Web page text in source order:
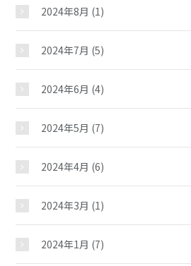
弥生児童
おしらせ
じどうかんだより
イベント
スケジュール
2024年8月 (1)
2024年7月 (5)
2024年6月 (4)
2024年5月 (7)
2024年4月 (6)
2024年3月 (1)
2024年1月 (7)